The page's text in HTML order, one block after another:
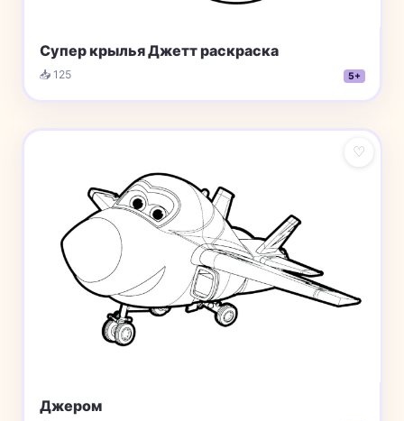
Супер крылья Джетт раскраска
📥 125 5+
♡
Джером